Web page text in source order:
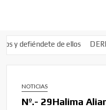
DERECHO de RETRACTO:
NOTICIAS
Nº.- 29Halima